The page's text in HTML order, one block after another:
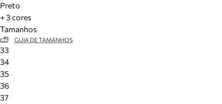
Preto
+ 3 cores
Tamanhos
GUIA DE TAMANHOS
33
34
35
36
37